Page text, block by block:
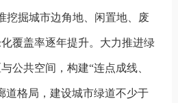
挖掘城市边角地、闲置地、废
覆盖率逐年提升。大力推进绿
公共空间，构建“连点成线、
道格局，建设城市绿道不少于